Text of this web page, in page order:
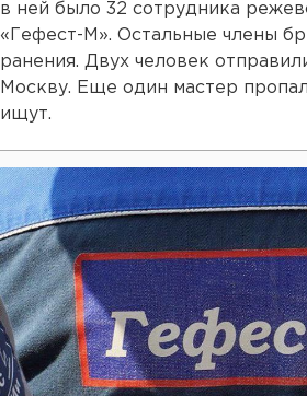
в ней было 32 сотрудника
«Гефест-М». Остальные члены
ранения. Двух человек
Москву. Еще один мастер пропал
ищут.